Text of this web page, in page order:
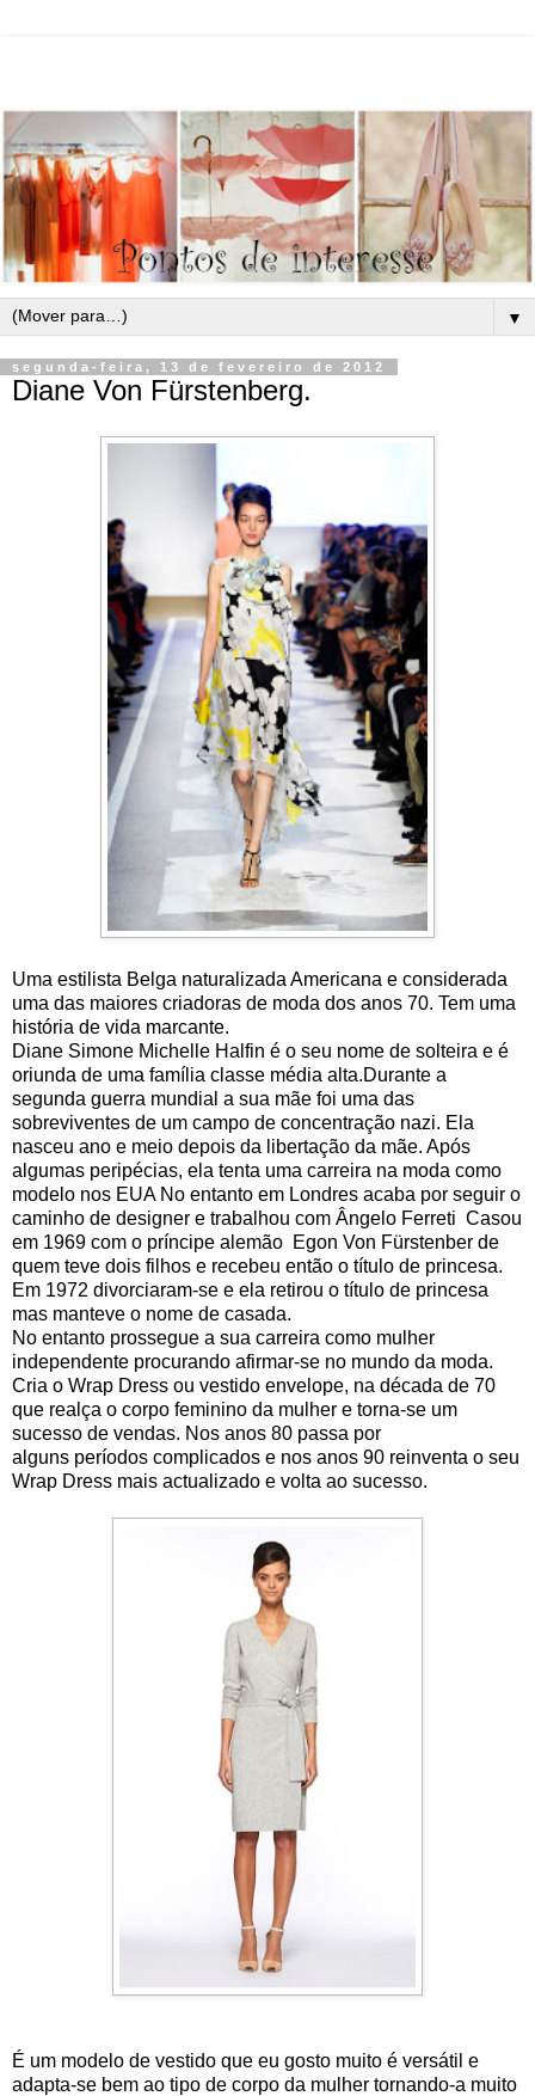
▼
segunda-feira, 13 de fevereiro de 2012
Diane Von Fürstenberg.
Uma estilista Belga naturalizada Americana e considerada
uma das maiores criadoras de moda dos anos 70. Tem uma
história de vida marcante.
Diane Simone Michelle Halfin é o seu nome de solteira e é
oriunda de uma família classe média alta.Durante a
segunda guerra mundial a sua mãe foi uma das
sobreviventes de um campo de concentração nazi. Ela
nasceu ano e meio depois da libertação da mãe. Após
algumas peripécias, ela tenta uma carreira na moda como
modelo nos EUA No entanto em Londres acaba por seguir o
caminho de designer e trabalhou com Ângelo Ferreti Casou
em 1969 com o príncipe alemão Egon Von Fürstenber de
quem teve dois filhos e recebeu então o título de princesa.
Em 1972 divorciaram-se e ela retirou o título de princesa
mas manteve o nome de casada.
No entanto prossegue a sua carreira como mulher
independente procurando afirmar-se no mundo da moda.
Cria o Wrap Dress ou vestido envelope, na década de 70
que realça o corpo feminino da mulher e torna-se um
sucesso de vendas. Nos anos 80 passa por
alguns períodos complicados e nos anos 90 reinventa o seu
Wrap Dress mais actualizado e volta ao sucesso.
É um modelo de vestido que eu gosto muito é versátil e
adapta-se bem ao tipo de corpo da mulher tornando-a muito